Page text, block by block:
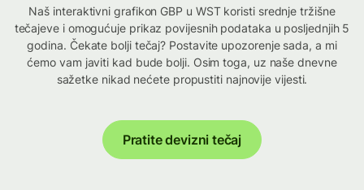
Naš interaktivni grafikon GBP u WST koristi srednje tržišne
tečajeve i omogućuje prikaz povijesnih podataka u posljednjih 5
godina. Čekate bolji tečaj? Postavite upozorenje sada, a mi
ćemo vam javiti kad bude bolji. Osim toga, uz naše dnevne
sažetke nikad nećete propustiti najnovije vijesti.
Pratite devizni tečaj